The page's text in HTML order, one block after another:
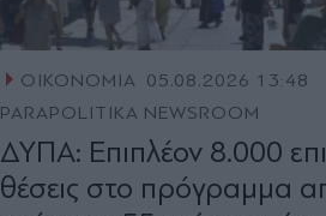
ΟΙΚΟΝΟΜΙΑ 05.08.2026 13:48
PARAPOLITIKA NEWSROOM
ΔΥΠΑ: Επιπλέον 8.000
θέσεις στο πρόγραμμα